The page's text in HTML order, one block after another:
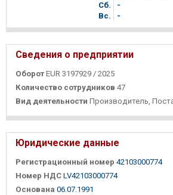
Сб.
-
Вc.
-
Сведения о предприятии
Оборот EUR 3197929 / 2025
Количество сотрудников 47
Вид деятельности Производитель,
Юридические данные
Регистрационный номер 42103000774
Номер НДС LV42103000774
Основана 06.07.1991